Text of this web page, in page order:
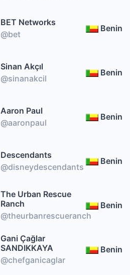
BET Networks
@bet
Benin
Sinan Akçıl
@sinanakcil
Benin
Aaron Paul
@aaronpaul
Benin
Descendants
@disneydescendants
Benin
The Urban Rescue
Ranch
@theurbanrescueranch
Benin
Gani Çağlar
SANDIKKAYA
@chefganicaglar
Benin